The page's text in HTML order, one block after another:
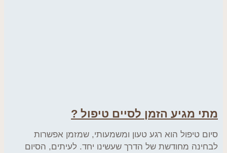
מתי מגיע הזמן לסיים טיפול ?
סיום טיפול הוא רגע טעון ומשמעותי, שמזמן אפשרות
לבחינה מחודשת של הדרך שעשינו יחד. לעיתים, הסיום